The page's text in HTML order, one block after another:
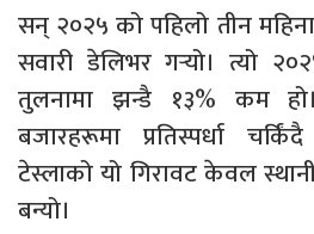
सन् २०२५ को पहिलो तीन
सवारी डेलिभर गर्‍यो। त्यो
तुलनामा झन्डै १३% कम
बजारहरूमा प्रतिस्पर्धा
टेस्लाको यो गिरावट केवल
बन्यो।